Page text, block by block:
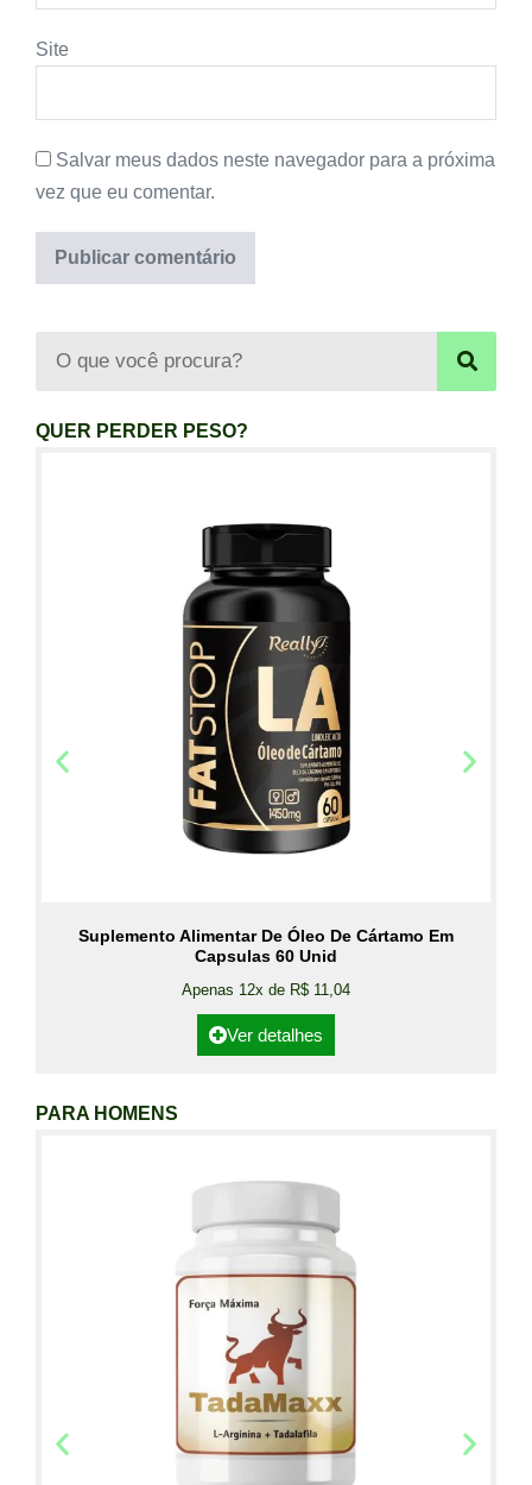
Site
Salvar meus dados neste navegador para a próxima
vez que eu comentar.
QUER PERDER PESO?
Suplemento Alimentar De Óleo De Cártamo Em
Capsulas 60 Unid
Apenas 12x de R$ 11,04
Ver detalhes
PARA HOMENS